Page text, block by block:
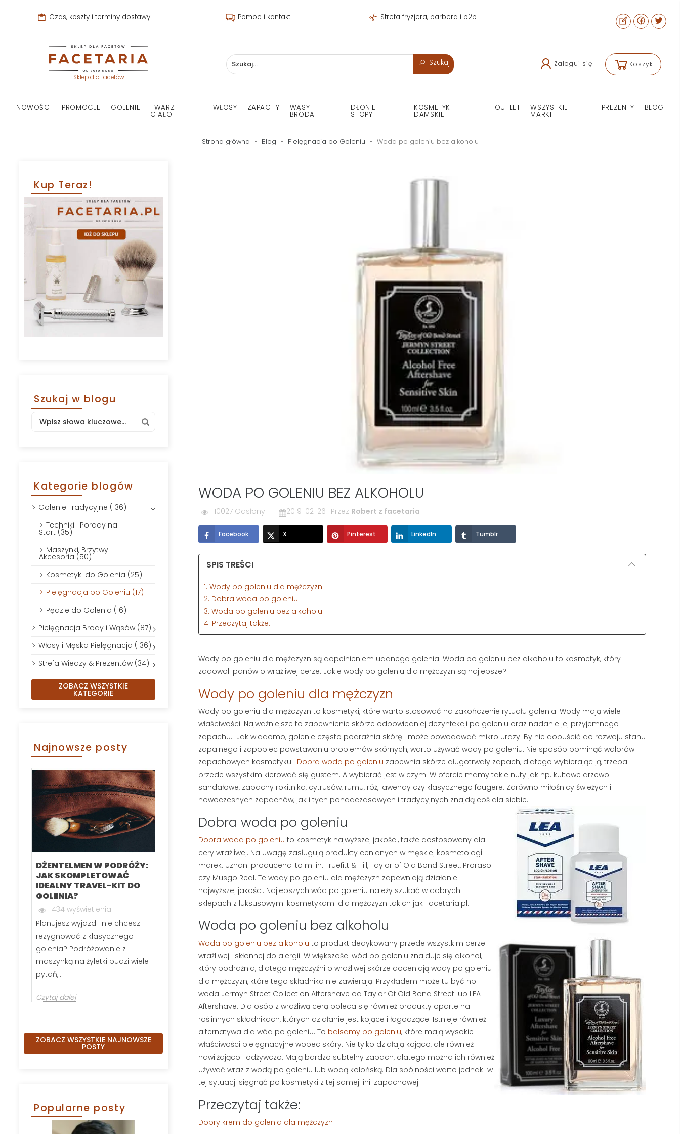
Czas, koszty i terminy dostawy Pomoc i kontakt Strefa fryzjera, barbera i b2b
Sklep dla facetów
Szukaj Zaloguj się Koszyk
NOWOŚCI PROMOCJE GOLENIE TWARZ I
CIAŁO
WŁOSY ZAPACHY WĄSY I
BRODA
DŁONIE I
STOPY
KOSMETYKI
DAMSKIE
OUTLET WSZYSTKIE
MARKI
PREZENTY BLOG
Strona główna Blog Pielęgnacja po Goleniu Woda po goleniu bez alkoholu
Kup Teraz!
Szukaj w blogu
Kategorie blogów
Golenie Tradycyjne (136)
Techniki i Porady na
Start (35)
Maszynki, Brzytwy i
Akcesoria (50)
Kosmetyki do Golenia (25)
Pielęgnacja po Goleniu (17)
Pędzle do Golenia (16)
Pielęgnacja Brody i Wąsów (87)
Włosy i Męska Pielęgnacja (136)
Strefa Wiedzy & Prezentów (34)
ZOBACZ WSZYSTKIE
KATEGORIE
Najnowsze posty
DŻENTELMEN W PODRÓŻY:
JAK SKOMPLETOWAĆ
IDEALNY TRAVEL-KIT DO
GOLENIA?
434 wyświetlenia
Planujesz wyjazd i nie chcesz
rezygnować z klasycznego
golenia? Podróżowanie z
maszynką na żyletki budzi wiele
pytań,...
Czytaj dalej
KARTACZ DO BRODY I
SZCZOTKA DO BRODY –
RANKING NAJLEPSZYCH
MODELI CZERWIEC 2026
288 wyświetlenia
Jeśli zastanawiasz się, czy lepiej
wybrać szczotkę do brody, czy
kartacz, nie jesteś sam.
Odpowiednio dobrane...
Czytaj dalej
DETOKS TWARZY:
DLACZEGO MĘŻCZYZNA
POTRZEBUJE PEELINGU I
GŁĘBOKIEGO
OCZYSZCZANIA?
264 wyświetlenia
wystarczą do pielęgnacji
męskiej twarzy? Jeśli zmagasz
się z szarą cerą lub bolesnymi...
Czytaj dalej
TWARDA WODA A GOLENIE
– DLACZEGO TWOJA
PIANA ZNIKA I JAK TO
NAPRAWIĆ?
318 wyświetlenia
kilka sekund? W większości
polskich domów problemem
nie...
Czytaj dalej
NAJLEPSZY KREM
DLA MĘŻCZYZN:
TOP 5 PRODUKTÓW
SIERPIEŃ 2026
2957 wyświetlenia
łapki to nie powód do
ale sygnał, że Twoja
potrzebuje
Czytaj dalej
ZOBACZ WSZYSTKIE NAJNOWSZE
POSTY
Popularne posty
WODA PO GOLENIU BEZ ALKOHOLU
10027 Odsłony 2019-02-26 Przez Robert z facetaria
Facebook X Pinterest LinkedIn Tumblr
SPIS TREŚCI
1. Wody po goleniu dla mężczyzn
2. Dobra woda po goleniu
3. Woda po goleniu bez alkoholu
4. Przeczytaj także:
Wody po goleniu dla mężczyzn są dopełnieniem udanego golenia. Woda po goleniu bez alkoholu to kosmetyk, który
zadowoli panów o wrażliwej cerze. Jakie wody po goleniu dla mężczyzn są najlepsze?
Wody po goleniu dla mężczyzn
Wody po goleniu dla mężczyzn to kosmetyki, które warto stosować na zakończenie rytuału golenia. Wody mają wiele
właściwości. Najważniejsze to zapewnienie skórze odpowiedniej dezynfekcji po goleniu oraz nadanie jej przyjemnego
zapachu. Jak wiadomo, golenie często podrażnia skórę i może powodować mikro urazy. By nie dopuścić do rozwoju stanu
zapalnego i zapobiec powstawaniu problemów skórnych, warto używać wody po goleniu. Nie sposób pominąć walorów
zapachowych kosmetyku. Dobra woda po goleniu zapewnia skórze długotrwały zapach, dlatego wybierając ją, trzeba
przede wszystkim kierować się gustem. A wybierać jest w czym. W ofercie mamy takie nuty jak np. kultowe drzewo
sandałowe, zapachy rokitnika, cytrusów, rumu, róż, lawendy czy klasycznego fougere. Zarówno miłośnicy świeżych i
nowoczesnych zapachów, jak i tych ponadczasowych i tradycyjnych znajdą coś dla siebie.
Dobra woda po goleniu
Dobra woda po goleniu to kosmetyk najwyższej jakości, także dostosowany dla
cery wrażliwej. Na uwagę zasługują produkty cenionych w męskiej kosmetologii
marek. Uznani producenci to m. in. Truefitt & Hill, Taylor of Old Bond Street, Proraso
czy Musgo Real. Te wody po goleniu dla mężczyzn zapewniają działanie
najwyższej jakości. Najlepszych wód po goleniu należy szukać w dobrych
sklepach z luksusowymi kosmetykami dla mężczyzn takich jak Facetaria.pl.
Woda po goleniu bez alkoholu
Woda po goleniu bez alkoholu to produkt dedykowany przede wszystkim cerze
wrażliwej i skłonnej do alergii. W większości wód po goleniu znajduje się alkohol,
który podrażnia, dlatego mężczyźni o wrażliwej skórze doceniają wody po goleniu
dla mężczyzn, które tego składnika nie zawierają. Przykładem może tu być np.
woda Jermyn Street Collection Aftershave od Taylor Of Old Bond Street lub LEA
Aftershave. Dla osób z wrażliwą cerą poleca się również produkty oparte na
roślinnych składnikach, których działanie jest kojące i łagodzące. Istnieje również
alternatywa dla wód po goleniu. To balsamy po goleniu, które mają wysokie
właściwości pielęgnacyjne wobec skóry. Nie tylko działają kojąco, ale również
nawilżająco i odżywczo. Mają bardzo subtelny zapach, dlatego można ich również
używać wraz z wodą po goleniu lub wodą kolońską. Dla spójności warto jednak w
tej sytuacji sięgnąć po kosmetyki z tej samej linii zapachowej.
Przeczytaj także:
Dobry krem do golenia dla mężczyzn